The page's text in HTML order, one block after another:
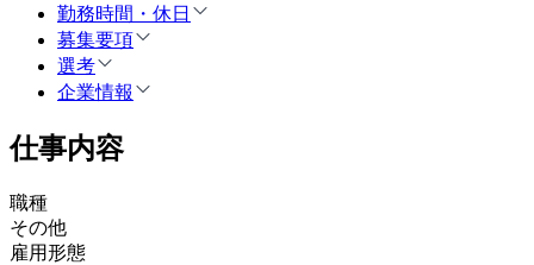
勤務時間・休日
募集要項
選考
企業情報
仕事内容
職種
その他
雇用形態